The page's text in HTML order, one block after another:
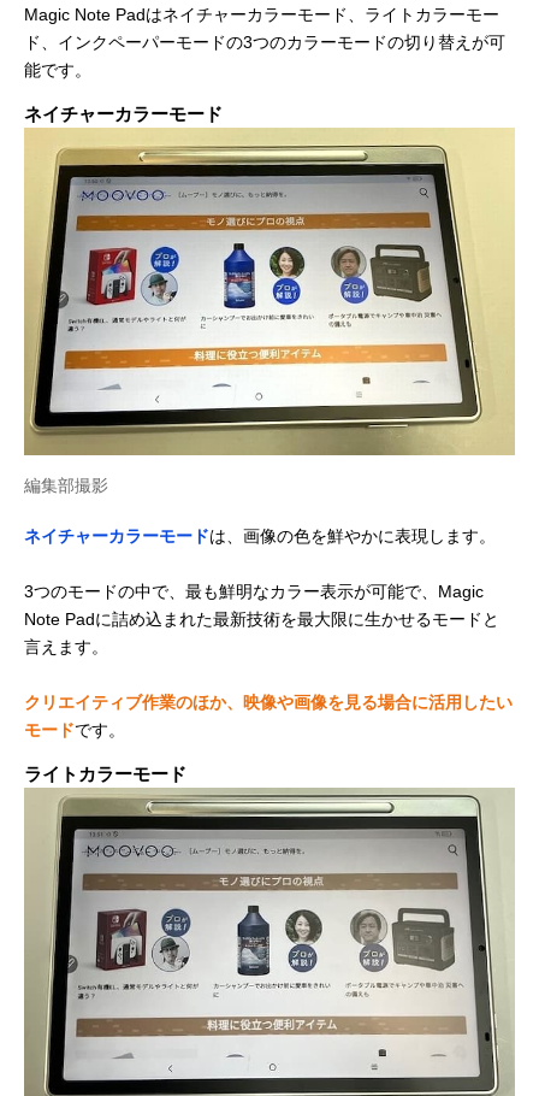
Magic Note Padはネイチャーカラーモード、ライトカラーモー
ド、インクペーパーモードの3つのカラーモードの切り替えが可
能です。
ネイチャーカラーモード
編集部撮影
ネイチャーカラーモードは、画像の色を鮮やかに表現します。
3つのモードの中で、最も鮮明なカラー表示が可能で、Magic
Note Padに詰め込まれた最新技術を最大限に生かせるモードと
言えます。
クリエイティブ作業のほか、映像や画像を見る場合に活用したい
モードです。
ライトカラーモード